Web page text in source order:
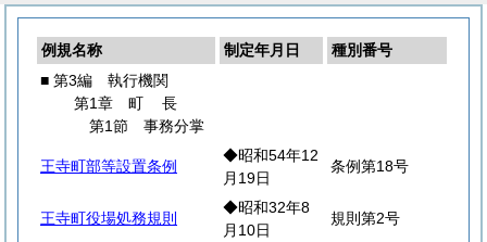
例規名称 制定年月日
種別番号
■ 第3編 執行機関
第1章 町長
第1節 事務分掌
王寺町部等設置条例
◆昭和54年12
月19日
条例第18号
王寺町役場処務規則
◆昭和32年8
月10日
規則第2号